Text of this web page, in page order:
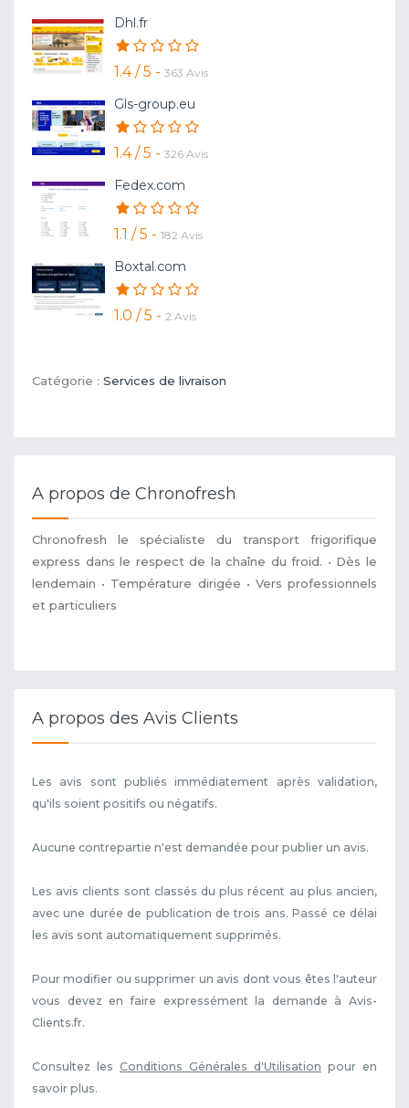
Dhl.fr
1.4 / 5 - 363 Avis
Gls-group.eu
1.4 / 5 - 326 Avis
Fedex.com
1.1 / 5 - 182 Avis
Boxtal.com
1.0 / 5 - 2 Avis
Catégorie : Services de livraison
A propos de Chronofresh
Chronofresh le spécialiste du transport frigorifique
express dans le respect de la chaîne du froid. • Dès le
lendemain • Température dirigée • Vers professionnels
et particuliers
A propos des Avis Clients
Les avis sont publiés immédiatement après validation,
qu'ils soient positifs ou négatifs.
Aucune contrepartie n'est demandée pour publier un avis.
Les avis clients sont classés du plus récent au plus ancien,
avec une durée de publication de trois ans. Passé ce délai
les avis sont automatiquement supprimés.
Pour modifier ou supprimer un avis dont vous êtes l'auteur
vous devez en faire expressément la demande à Avis-
Clients.fr.
Consultez les Conditions Générales d'Utilisation pour en
savoir plus.